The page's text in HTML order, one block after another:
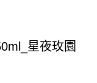
星夜玫園